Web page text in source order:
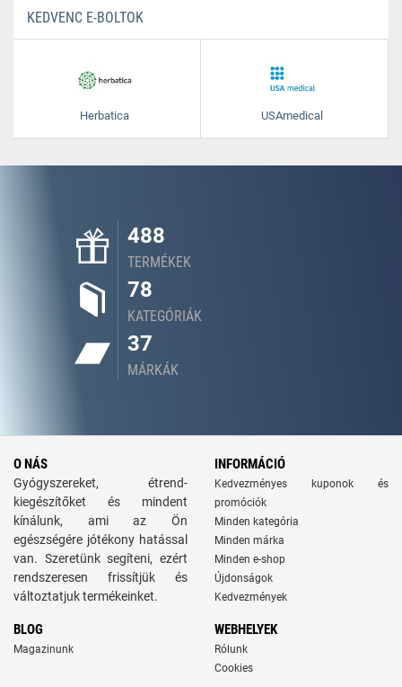
KEDVENC E-BOLTOK
Herbatica USAmedical
488
TERMÉKEK
78
KATEGÓRIÁK
37
MÁRKÁK
O NÁS
Gyógyszereket, étrend-
kiegészítőket és mindent
kínálunk, ami az Ön
egészségére jótékony hatással
van. Szeretünk segíteni, ezért
rendszeresen frissítjük és
változtatjuk termékeinket.
INFORMÁCIÓ
Kedvezményes kuponok és
promóciók
Minden kategória
Minden márka
Minden e-shop
Újdonságok
Kedvezmények
BLOG
Magazinunk
WEBHELYEK
Rólunk
Cookies